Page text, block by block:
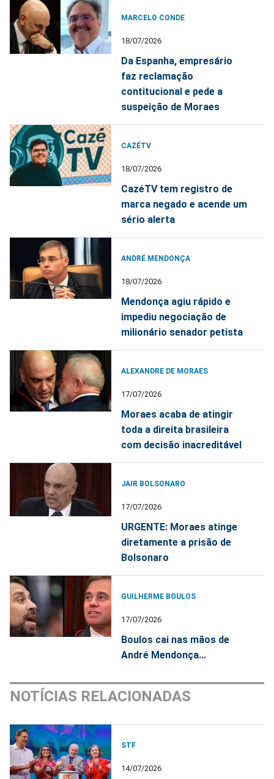
MARCELO CONDE
18/07/2026
Da Espanha, empresário
faz reclamação
contitucional e pede a
suspeição de Moraes
CAZÉTV
18/07/2026
CazéTV tem registro de
marca negado e acende um
sério alerta
ANDRÉ MENDONÇA
18/07/2026
Mendonça agiu rápido e
impediu negociação de
milionário senador petista
ALEXANDRE DE MORAES
17/07/2026
Moraes acaba de atingir
toda a direita brasileira
com decisão inacreditável
JAIR BOLSONARO
17/07/2026
URGENTE: Moraes atinge
diretamente a prisão de
Bolsonaro
GUILHERME BOULOS
17/07/2026
Boulos cai nas mãos de
André Mendonça...
NOTÍCIAS RELACIONADAS
STF
14/07/2026